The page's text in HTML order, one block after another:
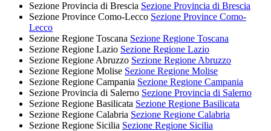
Sezione Provincia di Brescia Sezione Provincia di Brescia
Sezione Province Como-Lecco Sezione Province Como-
Lecco
Sezione Regione Toscana Sezione Regione Toscana
Sezione Regione Lazio Sezione Regione Lazio
Sezione Regione Abruzzo Sezione Regione Abruzzo
Sezione Regione Molise Sezione Regione Molise
Sezione Regione Campania Sezione Regione Campania
Sezione Provincia di Salerno Sezione Provincia di Salerno
Sezione Regione Basilicata Sezione Regione Basilicata
Sezione Regione Calabria Sezione Regione Calabria
Sezione Regione Sicilia Sezione Regione Sicilia